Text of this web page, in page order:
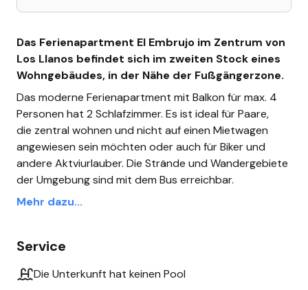
Das Ferienapartment El Embrujo im Zentrum von
Los Llanos befindet sich im zweiten Stock eines
Wohngebäudes, in der Nähe der Fußgängerzone.
Das moderne Ferienapartment mit Balkon für max. 4
Personen hat 2 Schlafzimmer. Es ist ideal für Paare,
die zentral wohnen und nicht auf einen Mietwagen
angewiesen sein möchten oder auch für Biker und
andere Aktviurlauber. Die Strände und Wandergebiete
der Umgebung sind mit dem Bus erreichbar.
Mehr dazu...
Service
Die Unterkunft hat keinen Pool